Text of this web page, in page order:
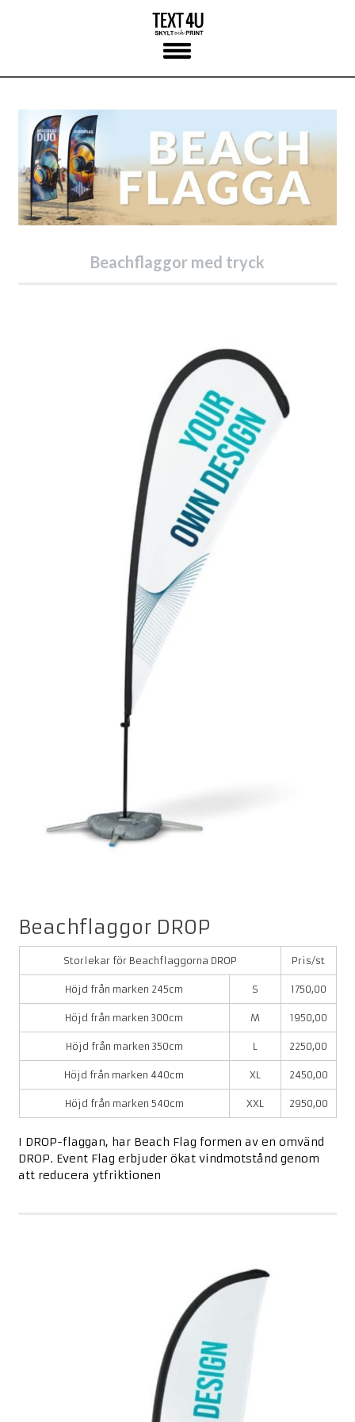
Beachflaggor med tryck
Beachflaggor DROP
Storlekar för Beachflaggorna DROP Pris/st
Höjd från marken 245cm S 1750,00
Höjd från marken 300cm M 1950,00
Höjd från marken 350cm L 2250,00
Höjd från marken 440cm XL 2450,00
Höjd från marken 540cm XXL 2950,00
I DROP-flaggan, har Beach Flag formen av en omvänd
DROP. Event Flag erbjuder ökat vindmotstånd genom
att reducera ytfriktionen